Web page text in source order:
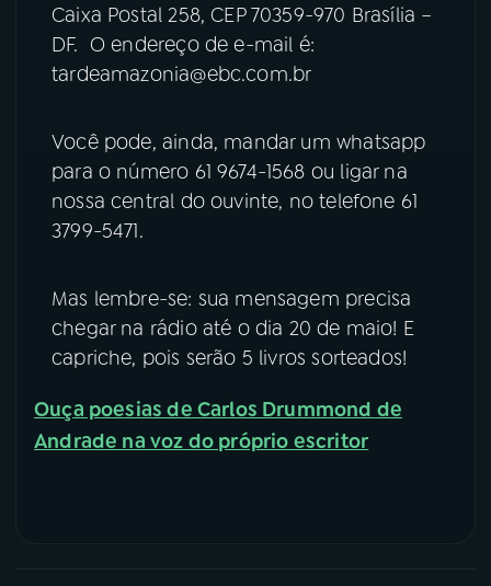
Caixa Postal 258, CEP 70359-970 Brasília –
DF. O endereço de e-mail é:
tardeamazonia@ebc.com.br
Você pode, ainda, mandar um whatsapp
para o número 61 9674-1568 ou ligar na
nossa central do ouvinte, no telefone 61
3799-5471.
Mas lembre-se: sua mensagem precisa
chegar na rádio até o dia 20 de maio! E
capriche, pois serão 5 livros sorteados!
Ouça poesias de Carlos Drummond de
Andrade na voz do próprio escritor